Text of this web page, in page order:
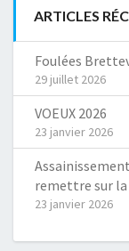
ARTICLES
Foulées
29 juillet 2026
VOEUX 2026
23 janvier 2026
remettre sur
23 janvier 2026